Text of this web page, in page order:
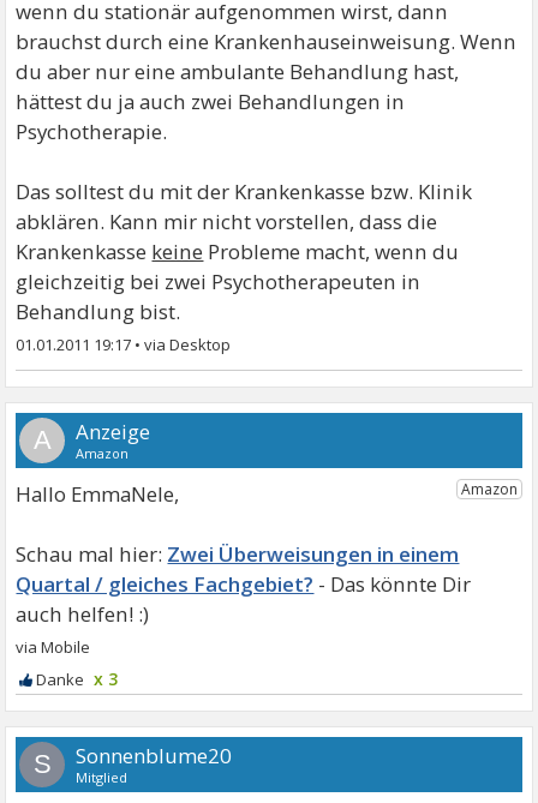
wenn du stationär aufgenommen wirst, dann
brauchst durch eine Krankenhauseinweisung. Wenn
du aber nur eine ambulante Behandlung hast,
hättest du ja auch zwei Behandlungen in
Psychotherapie.
Das solltest du mit der Krankenkasse bzw. Klinik
abklären. Kann mir nicht vorstellen, dass die
Krankenkasse keine Probleme macht, wenn du
gleichzeitig bei zwei Psychotherapeuten in
Behandlung bist.
01.01.2011 19:17 •
A
Hallo EmmaNele,
Zwei Überweisungen in einem
Quartal / gleiches Fachgebiet?
x 3
S Sonnenblume20
Mitglied